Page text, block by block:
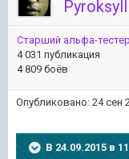
Старший альфа-тестер
4 031 публикация
4 809 боёв
Опубликовано: 24 сен
В 24.09.2015 в